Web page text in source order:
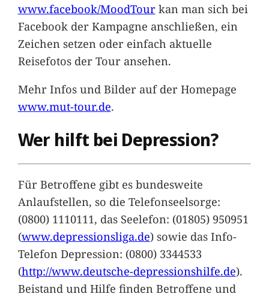
www.facebook/MoodTourkan man sich bei
Facebook der Kampagne anschließen, ein
Zeichen setzen oder einfach aktuelle
Reisefotos der Tour ansehen.
Mehr Infos und Bilder auf der Homepage
www.mut-tour.de.
Wer hilft bei Depression?
Für Betroffene gibt es bundesweite
Anlaufstellen, so die Telefonseelsorge:
(0800) 1110111, das Seelefon: (01805) 950951
(www.depressionsliga.de) sowie das Info-
Telefon Depression: (0800) 3344533
(http://www.deutsche-depressionshilfe.de).
Beistand und Hilfe finden Betroffene und